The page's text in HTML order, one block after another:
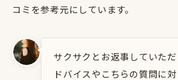
コミを参考元にしています。
サクサクとお返事していた
ドバイスやこちらの質問に